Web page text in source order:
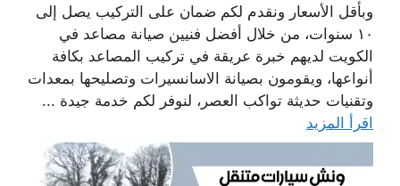
وبأقل الأسعار ونقدم لكم ضمان على التركيب يصل إلى
١٠ سنوات، من خلال أفضل فنيين صيانة مصاعد في
الكويت لديهم خبرة عريقة في تركيب المصاعد بكافة
أنواعها، ويقومون بصيانة الاسانسيرات وتصليحها بمعدات
وتقنيات حديثة تواكب العصر، لنوفر لكم خدمة جيدة ...
اقرأ المزيد